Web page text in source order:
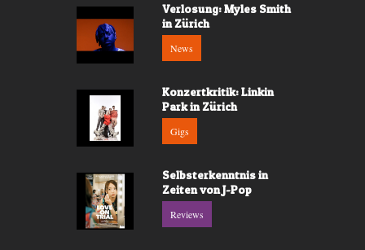
Verlosung: Myles Smith
in Zürich
News
Konzertkritik: Linkin
Park in Zürich
Gigs
Selbsterkenntnis in
Zeiten von J-Pop
Reviews